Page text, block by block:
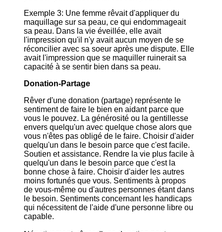
Exemple 3: Une femme rêvait d'appliquer du
maquillage sur sa peau, ce qui endommageait
sa peau. Dans la vie éveillée, elle avait
l'impression qu'il n'y avait aucun moyen de se
réconcilier avec sa soeur après une dispute. Elle
avait l'impression que se maquiller ruinerait sa
capacité à se sentir bien dans sa peau.
Donation-Partage
Rêver d'une donation (partage) représente le
sentiment de faire le bien en aidant parce que
vous le pouvez. La générosité ou la gentillesse
envers quelqu'un avec quelque chose alors que
vous n'êtes pas obligé de le faire. Choisir d'aider
quelqu'un dans le besoin parce que c'est facile.
Soutien et assistance. Rendre la vie plus facile à
quelqu'un dans le besoin parce que c'est la
bonne chose à faire. Choisir d'aider les autres
moins fortunés que vous. Sentiments à propos
de vous-même ou d'autres personnes étant dans
le besoin. Sentiments concernant les handicaps
qui nécessitent de l'aide d'une personne libre ou
capable.